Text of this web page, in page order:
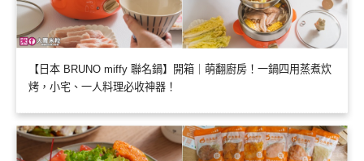
【日本 BRUNO miffy 聯名鍋】開箱｜萌翻廚房！一鍋四用蒸煮炊
烤，小宅、一人料理必收神器！